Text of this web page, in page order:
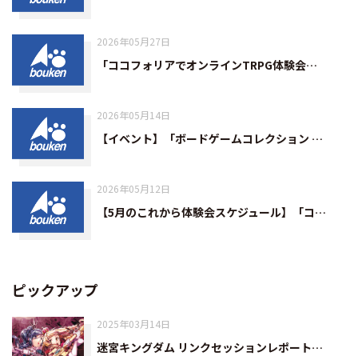
2026年05月27日
「ココフォリアでオンラインTRPG体験会…
2026年05月14日
【イベント】「ボードゲームコレクション …
2026年05月12日
【5月のこれから体験会スケジュール】「コ…
ピックアップ
2025年03月14日
迷宮キングダム リンクセッションレポート…